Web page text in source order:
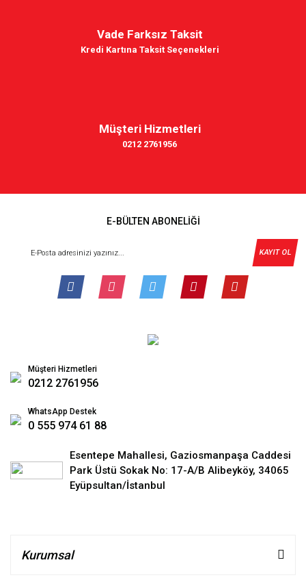
Vade Farksız Taksit
Kredi Kartına Taksit Seçenekleri
Müşteri Hizmetleri
0212 2761956
E-BÜLTEN ABONELİĞİ
KAYIT OL
Müşteri Hizmetleri
0212 2761956
WhatsApp Destek
0 555 974 61 88
Esentepe Mahallesi, Gaziosmanpaşa Caddesi
Park Üstü Sokak No: 17-A/B Alibeyköy, 34065
Eyüpsultan/İstanbul
Kurumsal